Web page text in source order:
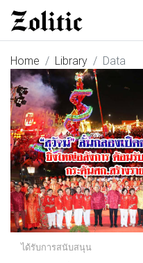
Home Library Data
ได้รับการสนับสนุน